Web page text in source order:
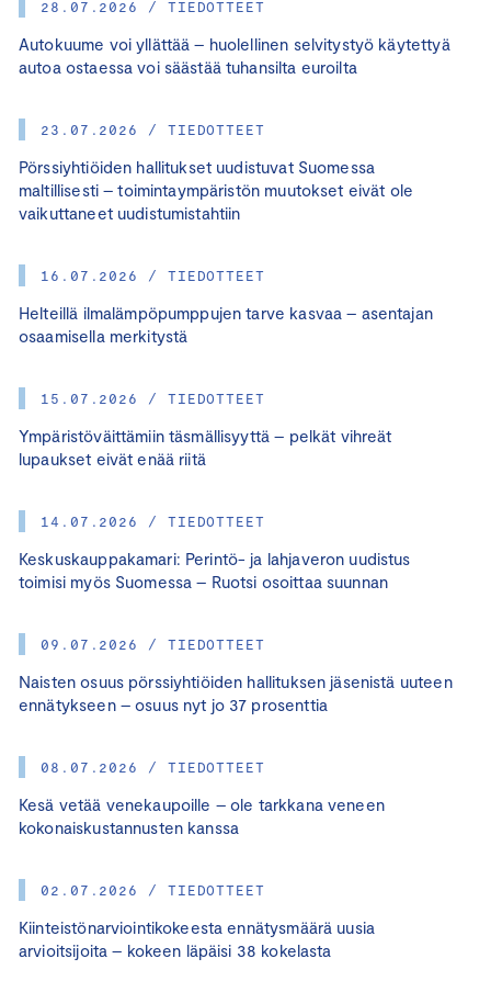
28.07.2026 / TIEDOTTEET
Autokuume voi yllättää – huolellinen selvitystyö käytettyä
autoa ostaessa voi säästää tuhansilta euroilta
23.07.2026 / TIEDOTTEET
Pörssiyhtiöiden hallitukset uudistuvat Suomessa
maltillisesti – toimintaympäristön muutokset eivät ole
vaikuttaneet uudistumistahtiin
16.07.2026 / TIEDOTTEET
Helteillä ilmalämpöpumppujen tarve kasvaa – asentajan
osaamisella merkitystä
15.07.2026 / TIEDOTTEET
Ympäristöväittämiin täsmällisyyttä – pelkät vihreät
lupaukset eivät enää riitä
14.07.2026 / TIEDOTTEET
Keskuskauppakamari: Perintö- ja lahjaveron uudistus
toimisi myös Suomessa – Ruotsi osoittaa suunnan
09.07.2026 / TIEDOTTEET
Naisten osuus pörssiyhtiöiden hallituksen jäsenistä uuteen
ennätykseen – osuus nyt jo 37 prosenttia
08.07.2026 / TIEDOTTEET
Kesä vetää venekaupoille – ole tarkkana veneen
kokonaiskustannusten kanssa
02.07.2026 / TIEDOTTEET
Kiinteistönarviointikokeesta ennätysmäärä uusia
arvioitsijoita – kokeen läpäisi 38 kokelasta